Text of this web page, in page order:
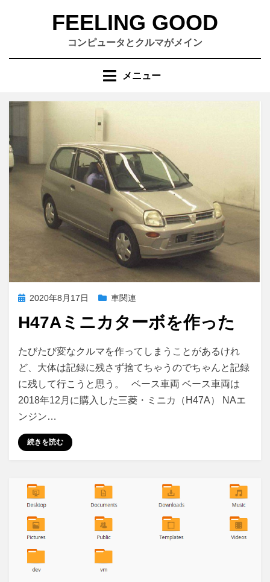
FEELING GOOD
コンピュータとクルマがメイン
メニュー
投
日:
2020年8月17日 車関連
H47Aミニカターボを作った
投稿者さいこる
H47A
ミ
ニ
カ
タ
ー
を
作
に
コメント
たびたび変なクルマを作ってしまうことがあるけれ
ど、大体は記録に残さず捨てちゃうのでちゃんと記録
に残して行こうと思う。 ベース車両 ベース車両は
2018年12月に購入した三菱・ミニカ（H47A） NAエ
ンジン…
続きを読む